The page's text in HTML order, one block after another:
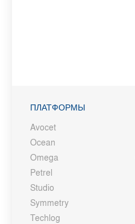
ПЛАТФОРМЫ
Avocet
Ocean
Omega
Petrel
Studio
Symmetry
Techlog